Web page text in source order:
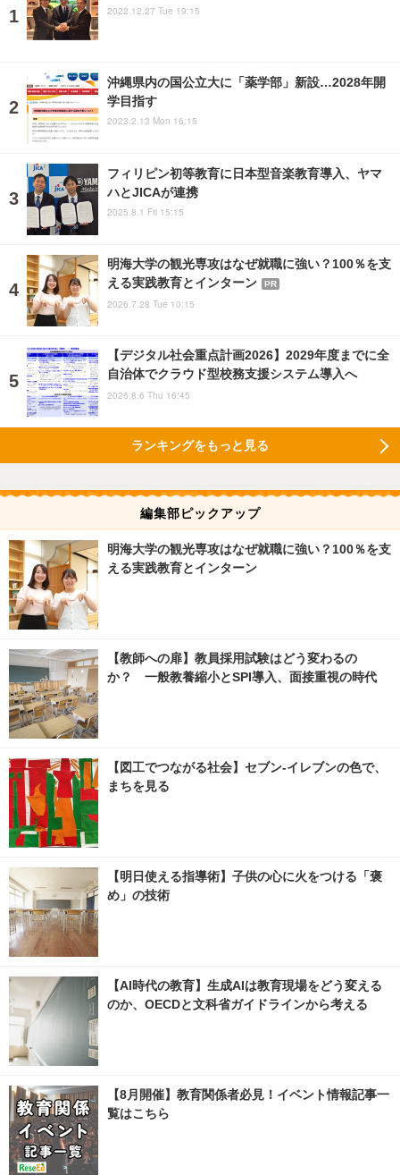
2022.12.27 Tue 19:15
沖縄県内の国公立大に「薬学部」新設…2028年開
学目指す
2023.2.13 Mon 16:15
フィリピン初等教育に日本型音楽教育導入、ヤマ
ハとJICAが連携
2025.8.1 Fri 15:15
明海大学の観光専攻はなぜ就職に強い？100％を支
える実践教育とインターン
PR
2026.7.28 Tue 10:15
【デジタル社会重点計画2026】2029年度までに全
自治体でクラウド型校務支援システム導入へ
2026.8.6 Thu 16:45
ランキングをもっと見る
編集部ピックアップ
明海大学の観光専攻はなぜ就職に強い？100％を支
える実践教育とインターン
【教師への扉】教員採用試験はどう変わるの
か？ 一般教養縮小とSPI導入、面接重視の時代
【図工でつながる社会】セブン‐イレブンの色で、
まちを見る
【明日使える指導術】子供の心に火をつける「褒
め」の技術
【AI時代の教育】生成AIは教育現場をどう変える
のか、OECDと文科省ガイドラインから考える
【8月開催】教育関係者必見！イベント情報記事一
覧はこちら